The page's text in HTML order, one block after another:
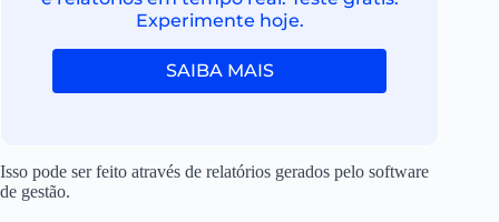
Experimente hoje.
SAIBA MAIS
Isso pode ser feito através de relatórios gerados pelo software
de gestão.